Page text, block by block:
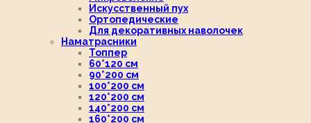
Искусственный пух
Ортопедические
Для декоративных наволочек
Наматрасники
Топпер
60*120 см
90*200 см
100*200 см
120*200 см
140*200 см
160*200 см